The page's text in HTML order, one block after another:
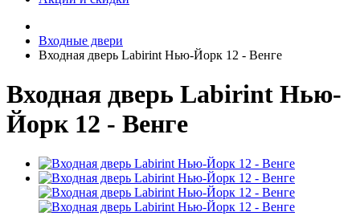
Входные двери
Входная дверь Labirint Нью-Йорк 12 - Венге
Входная дверь Labirint Нью-
Йорк 12 - Венге